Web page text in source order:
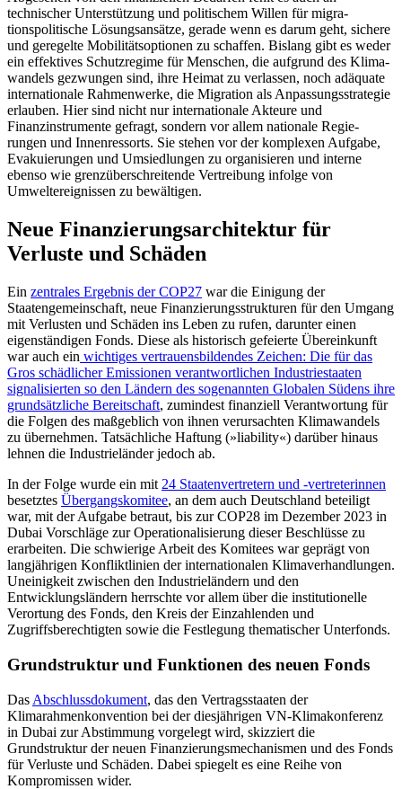
technischer Unter­stützung und politischem Willen für migra­
tionspolitische Lösungsansätze, gerade wenn es darum geht, sichere
und geregelte Mobilitätsoptionen zu schaffen. Bislang gibt es weder
ein effektives Schutzregime für Menschen, die aufgrund des Klima­
wandels gezwungen sind, ihre Heimat zu verlassen, noch adäquate
internationale Rahmen­werke, die Migration als Anpassungsstrategie
erlauben. Hier sind nicht nur inter­nationale Akteure und
Finanzinstrumente gefragt, sondern vor allem nationale Regie-
rungen und Innenressorts. Sie stehen vor der kom­plexen Auf­gabe,
Evakuierungen und Um­siedlungen zu organisieren und interne
ebenso wie grenz­überschreitende Vertreibung infolge von
Umweltereignissen zu bewältigen.
Neue Finanzierungsarchitektur für
Verluste und Schäden
Ein zentrales Ergebnis der COP27 war die Einigung der
Staatengemeinschaft, neue Finanzierungsstrukturen für den Umgang
mit Verlusten und Schäden ins Leben zu rufen, darunter einen
eigenständigen Fonds. Diese als historisch gefeierte Über­einkunft
war auch ein wichtiges vertrauensbildendes Zeichen: Die für das
Gros schädlicher Emissionen verantwortlichen Indus­trie­staaten
signalisierten so den Ländern des sogenannten Globalen Südens ihre
grundsätzliche Bereitschaft, zumindest finanziell Verantwortung für
die Folgen des maßgeblich von ihnen verursachten Klima­wandels
zu übernehmen. Tatsäch­liche Haftung (»liability«) darüber hinaus
lehnen die Industrieländer jedoch ab.
In der Folge wurde ein mit 24 Staatenvertretern und ‑vertreterinnen
besetztes Übergangskomitee, an dem auch Deutschland beteiligt
war, mit der Aufgabe betraut, bis zur COP28 im Dezember 2023 in
Dubai Vorschläge zur Operationalisierung dieser Beschlüsse zu
erarbeiten. Die schwierige Arbeit des Komitees war geprägt von
lang­jährigen Konfliktlinien der internationalen Klimaverhandlungen.
Un­einigkeit zwischen den Industrieländern und den
Entwicklungsländern herrschte vor allem über die institutionelle
Verortung des Fonds, den Kreis der Ein­zahlenden und
Zugriffsberechtigten sowie die Fest­legung thematischer Unterfonds.
Grundstruktur und Funktionen des neuen Fonds
Das Abschlussdokument, das den Vertragsstaaten der
Klimarahmenkonvention bei der diesjährigen VN-Klimakonferenz
in Dubai zur Abstimmung vorgelegt wird, skiz­ziert die
Grundstruktur der neuen Finanzierungsmechanismen und des Fonds
für Verluste und Schäden. Dabei spiegelt es eine Reihe von
Kompromissen wider.